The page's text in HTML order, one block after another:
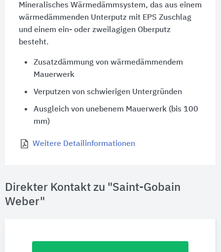
Mineralisches Wärmedämmsystem, das aus einem
wärmedämmenden Unterputz mit EPS Zuschlag
und einem ein- oder zweilagigen Oberputz
besteht.
Zusatzdämmung von wärmedämmendem
Mauerwerk
Verputzen von schwierigen Untergründen
Ausgleich von unebenem Mauerwerk (bis 100
mm)
Weitere Detailinformationen
Direkter Kontakt zu "Saint-Gobain
Weber"